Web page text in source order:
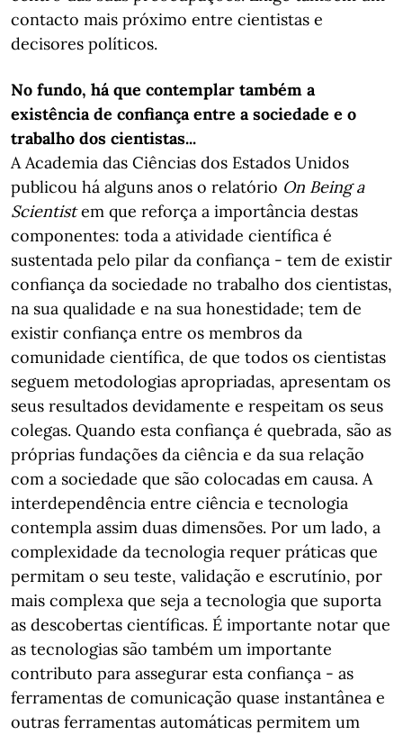
contacto mais próximo entre cientistas e
decisores políticos.
No fundo, há que contemplar também a
existência de confiança entre a sociedade e o
trabalho dos cientistas...
A Academia das Ciências dos Estados Unidos
publicou há alguns anos o relatório On Being a
Scientistem que reforça a importância destas
componentes: toda a atividade científica é
sustentada pelo pilar da confiança - tem de existir
confiança da sociedade no trabalho dos cientistas,
na sua qualidade e na sua honestidade; tem de
existir confiança entre os membros da
comunidade científica, de que todos os cientistas
seguem metodologias apropriadas, apresentam os
seus resultados devidamente e respeitam os seus
colegas. Quando esta confiança é quebrada, são as
próprias fundações da ciência e da sua relação
com a sociedade que são colocadas em causa. A
interdependência entre ciência e tecnologia
contempla assim duas dimensões. Por um lado, a
complexidade da tecnologia requer práticas que
permitam o seu teste, validação e escrutínio, por
mais complexa que seja a tecnologia que suporta
as descobertas científicas. É importante notar que
as tecnologias são também um importante
contributo para assegurar esta confiança - as
ferramentas de comunicação quase instantânea e
outras ferramentas automáticas permitem um